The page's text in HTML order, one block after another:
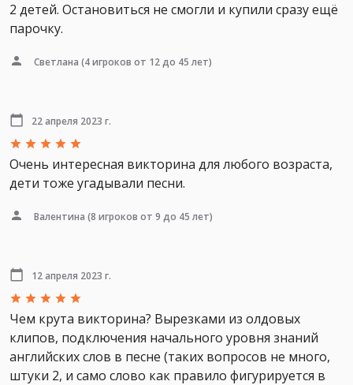
2 детей. Остановиться не смогли и купили сразу ещё
парочку.
Светлана (4 игроков от 12 до 45 лет)
22 апреля 2023 г.
Очень интересная викторина для любого возраста,
дети тоже угадывали песни.
Валентина (8 игроков от 9 до 45 лет)
12 апреля 2023 г.
Чем крута викторина? Вырезками из олдовых
клипов, подключения начального уровня знаний
английских слов в песне (таких вопросов не много,
штуки 2, и само слово как правило фигурируется в